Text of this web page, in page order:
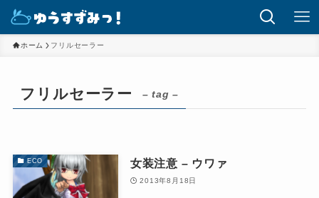
ホーム フリルセーラー
フリルセーラー – tag –
ECO 女装注意 – ウワァ
2013年8月18日